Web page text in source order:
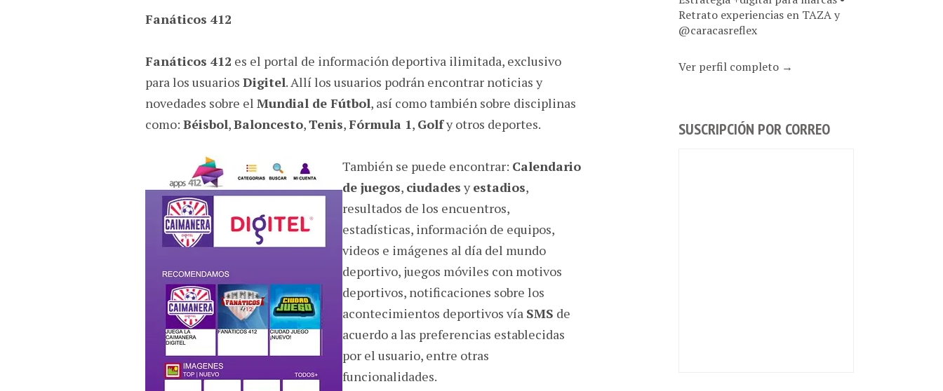
Fanáticos 412
Fanáticos 412 es el portal de información deportiva ilimitada, exclusivo
para los usuarios Digitel. Allí los usuarios podrán encontrar noticias y
novedades sobre el Mundial de Fútbol, así como también sobre disciplinas
como: Béisbol,Baloncesto,Tenis,Fórmula 1, Golfy otros deportes.
También se puede encontrar: Calendario
de juegos, ciudades yestadios,
resultados de los encuentros,
estadísticas, información de equipos,
videos e imágenes al día del mundo
deportivo, juegos móviles con motivos
deportivos, notificaciones sobre los
acontecimientos deportivos vía SMS de
acuerdo a las preferencias establecidas
por el usuario, entre otras
funcionalidades.
Retrato experiencias en TAZA y
@caracasreflex
Ver perfil completo →
SUSCRIPCIÓN POR CORREO